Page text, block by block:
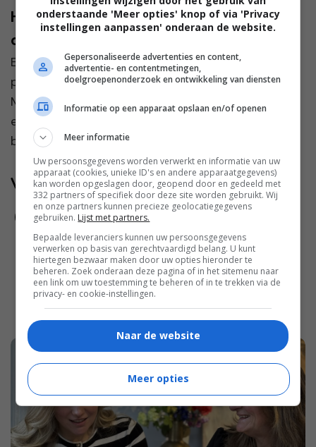
Helemaal leuk: hang binnen een hangmat
op!
Een hangmat associëren we vaak met vakantie:
palmbomen, een zacht briesje en een goed boek.
Maar steeds meer mensen ontdekken hoe leuk —
en vooral hoe fijn — het is om een hangmat
binnen op te ha...
Volg jij ons al?
onderstaande 'Meer opties' knop of via 'Privacy
instellingen aanpassen' onderaan de website.
Gepersonaliseerde advertenties en content,
advertentie- en contentmetingen,
doelgroepenonderzoek en ontwikkeling van diensten
Informatie op een apparaat opslaan en/of openen
Meer informatie
Uw persoonsgegevens worden verwerkt en informatie van uw
apparaat (cookies, unieke ID's en andere apparaatgegevens)
kan worden opgeslagen door, geopend door en gedeeld met
332 partners of specifiek door deze site worden gebruikt. Wij
en onze partners kunnen precieze geolocatiegegevens
gebruiken. Lijst met partners.
Bepaalde leveranciers kunnen uw persoonsgegevens
verwerken op basis van gerechtvaardigd belang. U kunt
hiertegen bezwaar maken door uw opties hieronder te
beheren. Zoek onderaan deze pagina of in het sitemenu naar
een link om uw toestemming te beheren of in te trekken via de
privacy- en cookie-instellingen.
Naar de website
Meer opties